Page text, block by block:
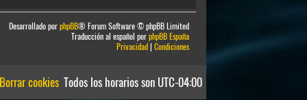
Desarrollado porphpBB® Forum Software © phpBB Limited
Traducción al español porphpBB España
Privacidad| Condiciones
Todos los horarios son UTC-04:00
Borrar cookies